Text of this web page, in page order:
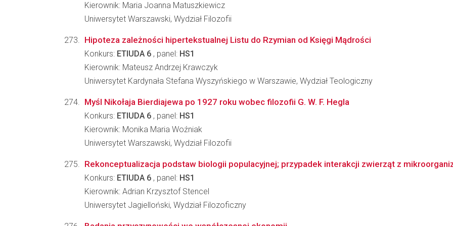
Kierownik: Maria Joanna Matuszkiewicz
Uniwersytet Warszawski, Wydział Filozofii
Hipoteza zależności hipertekstualnej Listu do Rzymian od Księgi Mądrości
Konkurs: ETIUDA 6 , panel: HS1
Kierownik: Mateusz Andrzej Krawczyk
Uniwersytet Kardynała Stefana Wyszyńskiego w Warszawie, Wydział Teologiczny
Myśl Nikołaja Bierdiajewa po 1927 roku wobec filozofii G. W. F. Hegla
Konkurs: ETIUDA 6 , panel: HS1
Kierownik: Monika Maria Woźniak
Uniwersytet Warszawski, Wydział Filozofii
Rekonceptualizacja podstaw biologii populacyjnej; przypadek interakcji zwierząt z
Konkurs: ETIUDA 6 , panel: HS1
Kierownik: Adrian Krzysztof Stencel
Uniwersytet Jagielloński, Wydział Filozoficzny